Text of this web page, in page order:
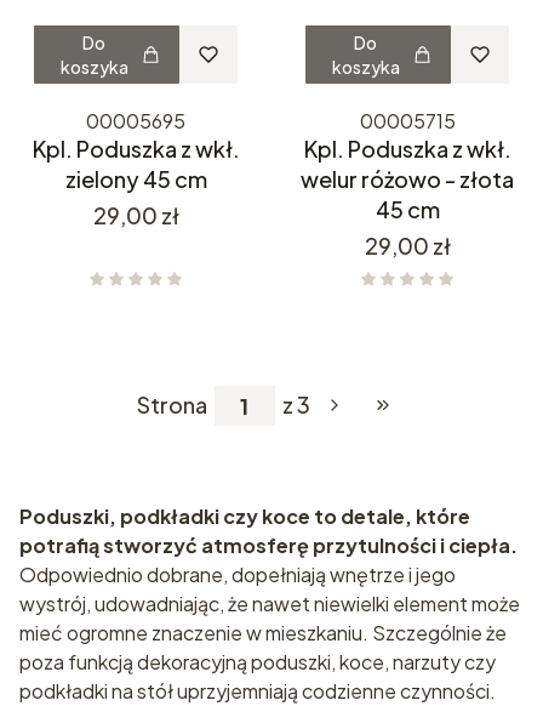
Do
koszyka
00005695
Kpl. Poduszka z wkł.
zielony 45 cm
Cena
29,00 zł
Do
koszyka
00005715
Kpl. Poduszka z wkł.
welur różowo - złota
45 cm
Cena
29,00 zł
Strona z 3 Przejdź do
Poduszki, podkładki czy koce to detale, które
potrafią stworzyć atmosferę przytulności i ciepła.
Odpowiednio dobrane, dopełniają wnętrze i jego
wystrój, udowadniając, że nawet niewielki element może
mieć ogromne znaczenie w mieszkaniu. Szczególnie że
poza funkcją dekoracyjną poduszki, koce, narzuty czy
podkładki na stół uprzyjemniają codzienne czynności.